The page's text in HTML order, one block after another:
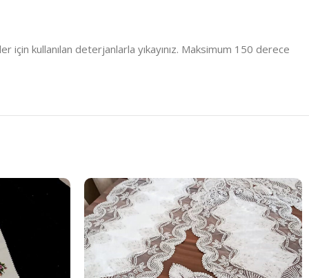
kullanılan deterjanlarla yıkayınız. Maksimum 150 derece